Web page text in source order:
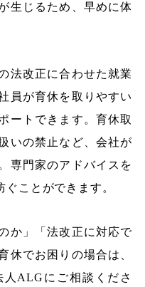
生じるため、早めに体
法改正に合わせた就業
員が育休を取りやすい
ートできます。育休取
いの禁止など、会社が
専門家のアドバイスを
ことができます。
か」「法改正に対応で
休でお困りの場合は、
ALGにご相談くださ